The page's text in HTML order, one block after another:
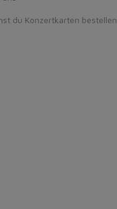
du Konzertkarten bestellen